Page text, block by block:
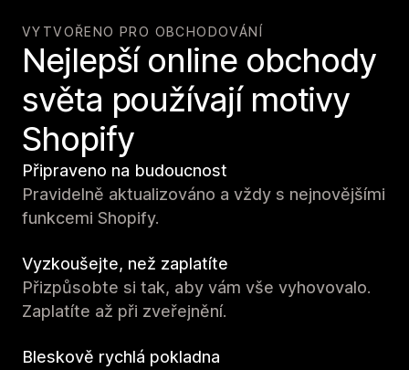
VYTVOŘENO PRO OBCHODOVÁNÍ
Nejlepší online obchody
světa používají motivy
Shopify
Připraveno na budoucnost
Pravidelně aktualizováno a vždy s nejnovějšími
funkcemi Shopify.
Vyzkoušejte, než zaplatíte
Přizpůsobte si tak, aby vám vše vyhovovalo.
Zaplatíte až při zveřejnění.
Bleskově rychlá pokladna